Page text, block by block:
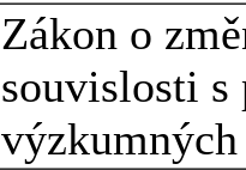
Zákon o
souvislosti